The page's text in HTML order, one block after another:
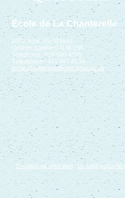
École de La Chanterelle
1070, boul. Pie XI Nord
Québec (Québec) G3K 2S6
Téléphone : 418 686-4705
Télécopieur : 418 847-8234
ecole.chanterelle@cssc.gouv.qc.ca
Création de sites web : Le saint publicité